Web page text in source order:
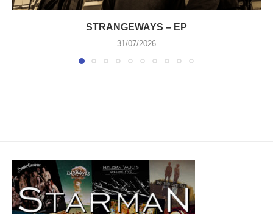
STRANGEWAYS – EP
31/07/2026